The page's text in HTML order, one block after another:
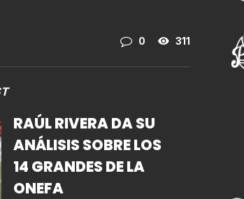
0 311
RAÚL RIVERA DA SU
ANÁLISIS SOBRE LOS
14 GRANDES DE LA
ONEFA